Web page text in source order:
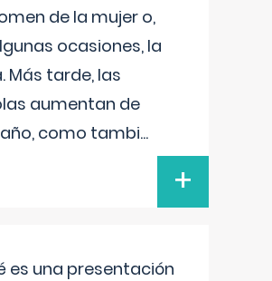
de la mujer o,
ocasiones, la
Más tarde, las
aumentan de
como tambi...
+
es una presentación